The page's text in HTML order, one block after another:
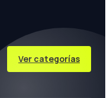
Ver categorías